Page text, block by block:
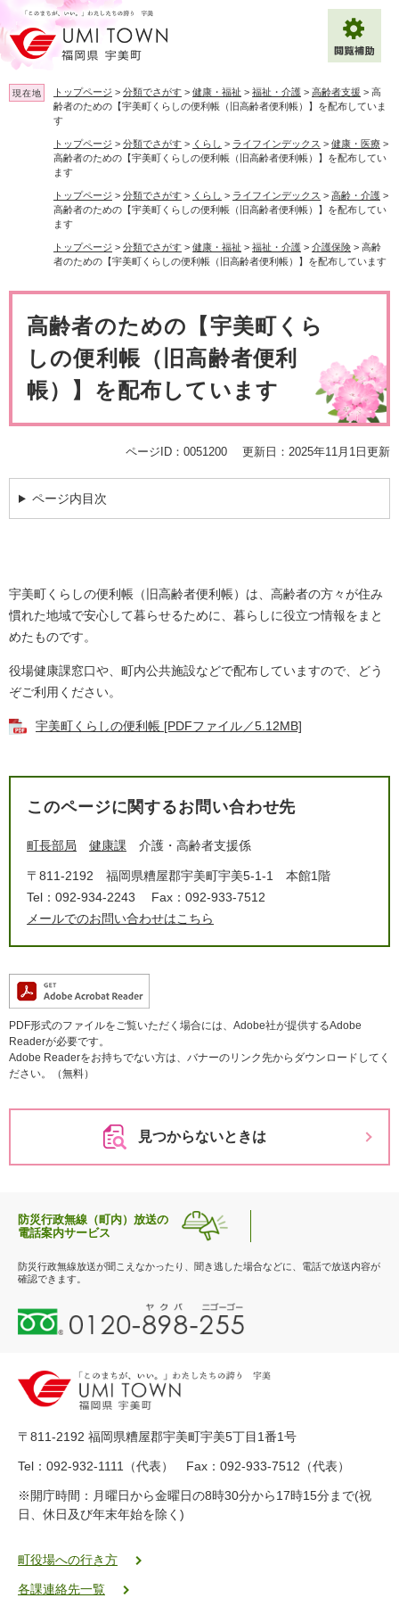
ー
ジ
の
先
頭
ニ
ュ
ー
を
飛
文字サイズ
Multilingual（English・中文・한글）
現在地 トップページ > 分類でさがす > 健康・福祉 > 福祉・介護 > 高齢者支援 > 高
齢者のための【宇美町くらしの便利帳（旧高齢者便利帳）】を配布していま
す
トップページ > 分類でさがす > くらし > ライフインデックス > 健康・医療 >
高齢者のための【宇美町くらしの便利帳（旧高齢者便利帳）】を配布してい
ます
トップページ > 分類でさがす > くらし > ライフインデックス > 高齢・介護 >
高齢者のための【宇美町くらしの便利帳（旧高齢者便利帳）】を配布してい
ます
トップページ > 分類でさがす > 健康・福祉 > 福祉・介護 > 介護保険 > 高齢
者のための【宇美町くらしの便利帳（旧高齢者便利帳）】を配布しています
高齢者のための【宇美町くら
しの便利帳（旧高齢者便利
帳）】を配布しています
ページID：0051200 更新日：2025年11月1日更新
ページ内目次
宇美町くらしの便利帳（旧高齢者便利帳）は、高齢者の方々が住み
慣れた地域で安心して暮らせるために、暮らしに役立つ情報をまと
めたものです。
役場健康課窓口や、町内公共施設などで配布していますので、どう
ぞご利用ください。
宇美町くらしの便利帳 [PDFファイル／5.12MB]
このページに関するお問い合わせ先
町長部局 健康課 介護・高齢者支援係
〒811-2192
福岡県糟屋郡宇美町宇美5-1-1 本館1階
Tel：092-934-2243
Fax：092-933-7512
メールでのお問い合わせはこちら
PDF形式のファイルをご覧いただく場合には、Adobe社が提供するAdobe
Readerが必要です。
Adobe Readerをお持ちでない方は、バナーのリンク先からダウンロードしてく
ださい。（無料）
見つからないときは
防災行政無線（町内）放送の
電話案内サービス
防災行政無線放送が聞こえなかったり、聞き逃した場合などに、電話で放送内容が
確認できます。
0
1
-
8
-
5
5
ク
二
〒811-2192 福岡県糟屋郡宇美町宇美5丁目1番1号
Tel：092-932-1111（代表） Fax：092-933-7512（代表）
※開庁時間：月曜日から金曜日の8時30分から17時15分まで(祝
日、休日及び年末年始を除く)
町役場への行き方
各課連絡先一覧